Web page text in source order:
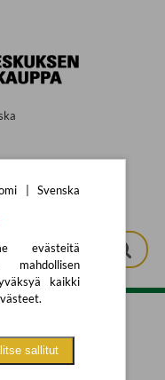
Svenska
evästeitä
mahdollisen
kaikki
sallitut